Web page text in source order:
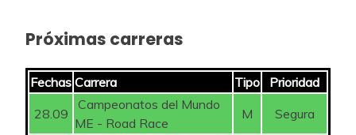
Próximas carreras
Fechas Carrera Tipo
Prioridad
28.09
Campeonatos del Mundo
ME - Road Race
M Segura